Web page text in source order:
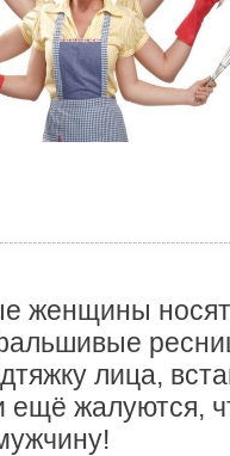
женщины носят
лица,
ещё жалуются,